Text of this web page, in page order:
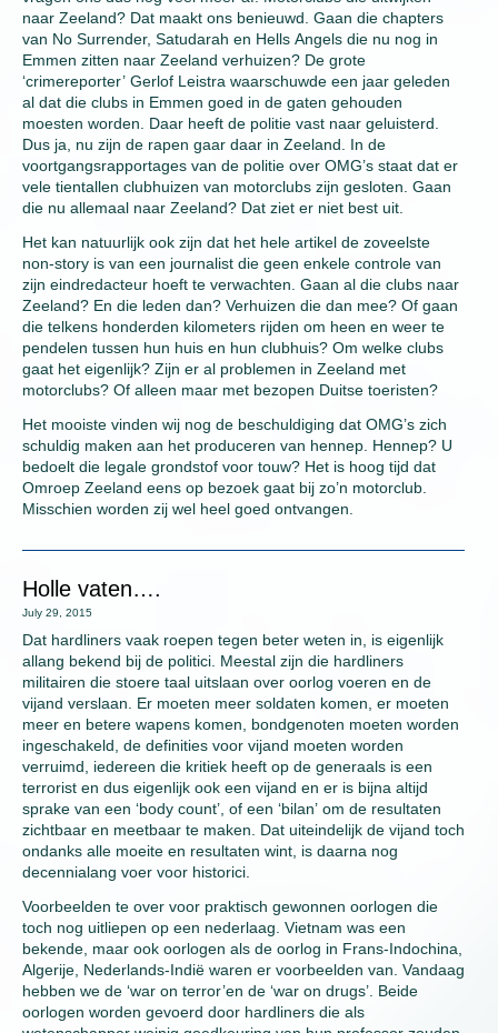
naar Zeeland? Dat maakt ons benieuwd. Gaan die chapters
van No Surrender, Satudarah en Hells Angels die nu nog in
Emmen zitten naar Zeeland verhuizen? De grote
‘crimereporter’ Gerlof Leistra waarschuwde een jaar geleden
al dat die clubs in Emmen goed in de gaten gehouden
moesten worden. Daar heeft de politie vast naar geluisterd.
Dus ja, nu zijn de rapen gaar daar in Zeeland. In de
voortgangsrapportages van de politie over OMG’s staat dat er
vele tientallen clubhuizen van motorclubs zijn gesloten. Gaan
die nu allemaal naar Zeeland? Dat ziet er niet best uit.
Het kan natuurlijk ook zijn dat het hele artikel de zoveelste
non-story is van een journalist die geen enkele controle van
zijn eindredacteur hoeft te verwachten. Gaan al die clubs naar
Zeeland? En die leden dan? Verhuizen die dan mee? Of gaan
die telkens honderden kilometers rijden om heen en weer te
pendelen tussen hun huis en hun clubhuis? Om welke clubs
gaat het eigenlijk? Zijn er al problemen in Zeeland met
motorclubs? Of alleen maar met bezopen Duitse toeristen?
Het mooiste vinden wij nog de beschuldiging dat OMG’s zich
schuldig maken aan het produceren van hennep. Hennep? U
bedoelt die legale grondstof voor touw? Het is hoog tijd dat
Omroep Zeeland eens op bezoek gaat bij zo’n motorclub.
Misschien worden zij wel heel goed ontvangen.
Holle vaten….
July 29, 2015
Dat hardliners vaak roepen tegen beter weten in, is eigenlijk
allang bekend bij de politici. Meestal zijn die hardliners
militairen die stoere taal uitslaan over oorlog voeren en de
vijand verslaan. Er moeten meer soldaten komen, er moeten
meer en betere wapens komen, bondgenoten moeten worden
ingeschakeld, de definities voor vijand moeten worden
verruimd, iedereen die kritiek heeft op de generaals is een
terrorist en dus eigenlijk ook een vijand en er is bijna altijd
sprake van een ‘body count’, of een ‘bilan’ om de resultaten
zichtbaar en meetbaar te maken. Dat uiteindelijk de vijand toch
ondanks alle moeite en resultaten wint, is daarna nog
decennialang voer voor historici.
Voorbeelden te over voor praktisch gewonnen oorlogen die
toch nog uitliepen op een nederlaag. Vietnam was een
bekende, maar ook oorlogen als de oorlog in Frans-Indochina,
Algerije, Nederlands-Indië waren er voorbeelden van. Vandaag
hebben we de ‘war on terror’en de ‘war on drugs’. Beide
oorlogen worden gevoerd door hardliners die als